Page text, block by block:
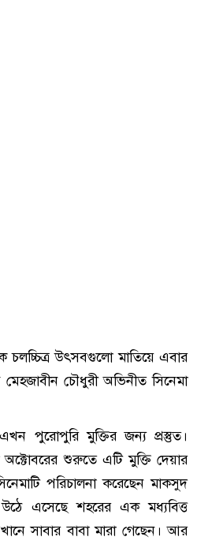
চলচ্চিত্র উৎসবগুলো মাতিয়ে এবার
মেহজাবীন চৌধুরী অভিনীত সিনেমা
পুরোপুরি মুক্তির জন্য প্রস্তুত।
অক্টোবরের শুরুতে এটি মুক্তি দেয়ার
পরিচালনা করেছেন মাকসুদ
এসেছে শহরের এক মধ্যবিত্ত
সাবার বাবা মারা গেছেন। আর